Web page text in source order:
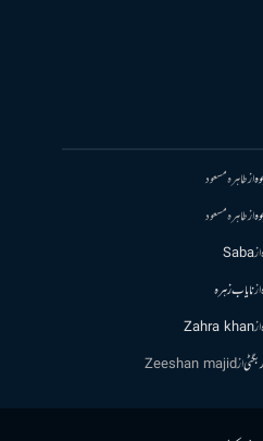
ازطاہرہ مسعود
ازطاہرہ مسعود
ازSaba
ازنایاب زہرہ
ازZahra khan
ازZeeshan majid